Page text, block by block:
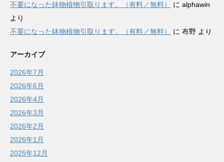
不要になった鉢物植物引取ります。（有料／無料）
に alphawin
より
不要になった鉢物植物引取ります。（有料／無料）
に 布野 より
アーカイブ
2026年7月
2026年6月
2026年4月
2026年3月
2026年2月
2026年1月
2025年12月